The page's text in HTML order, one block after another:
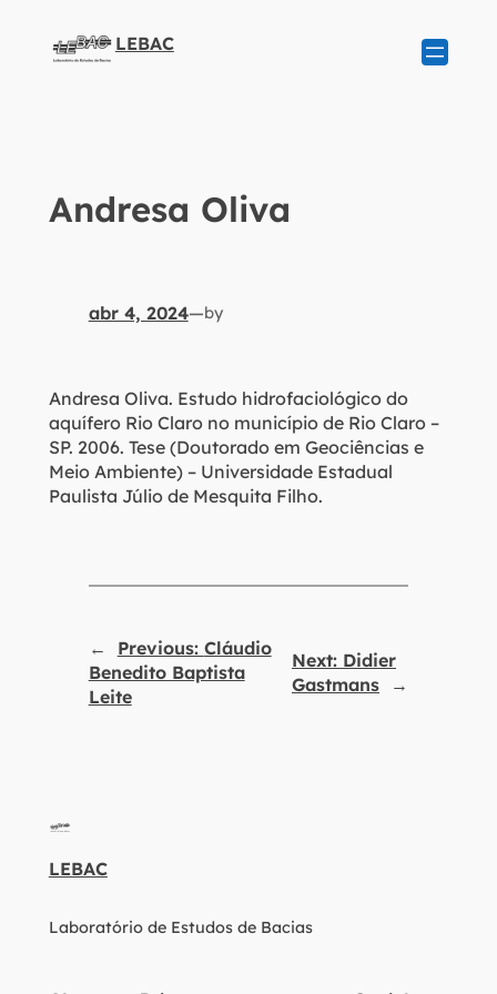
LEBAC
Andresa Oliva
abr 4, 2024—by
Andresa Oliva. Estudo hidrofaciológico do
aquífero Rio Claro no município de Rio Claro –
SP. 2006. Tese (Doutorado em Geociências e
Meio Ambiente) – Universidade Estadual
Paulista Júlio de Mesquita Filho.
← Previous: Cláudio
Benedito Baptista
Leite
Next: Didier
Gastmans
→
LEBAC
Laboratório de Estudos de Bacias